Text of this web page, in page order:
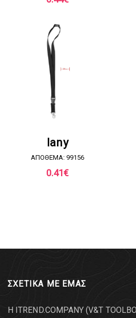
lany
ΑΠΟΘΕΜΑ: 99156
0.41€
ΣΧΕΤΙΚΑ ΜΕ ΕΜΑΣ
Η ITREND.COMPANY (V&T